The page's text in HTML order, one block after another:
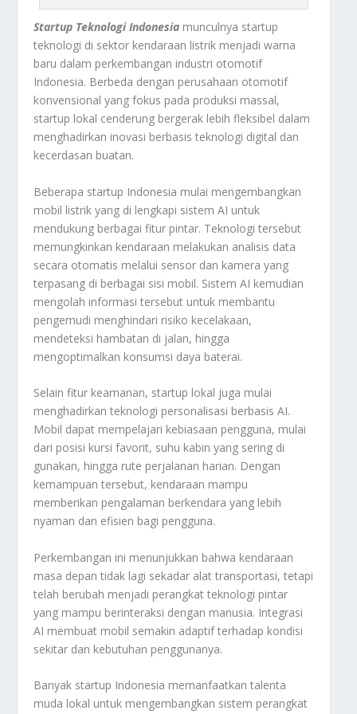
Startup Teknologi Indonesia munculnya startup
teknologi di sektor kendaraan listrik menjadi warna
baru dalam perkembangan industri otomotif
Indonesia. Berbeda dengan perusahaan otomotif
konvensional yang fokus pada produksi massal,
startup lokal cenderung bergerak lebih fleksibel dalam
menghadirkan inovasi berbasis teknologi digital dan
kecerdasan buatan.
Beberapa startup Indonesia mulai mengembangkan
mobil listrik yang di lengkapi sistem AI untuk
mendukung berbagai fitur pintar. Teknologi tersebut
memungkinkan kendaraan melakukan analisis data
secara otomatis melalui sensor dan kamera yang
terpasang di berbagai sisi mobil. Sistem AI kemudian
mengolah informasi tersebut untuk membantu
pengemudi menghindari risiko kecelakaan,
mendeteksi hambatan di jalan, hingga
mengoptimalkan konsumsi daya baterai.
Selain fitur keamanan, startup lokal juga mulai
menghadirkan teknologi personalisasi berbasis AI.
Mobil dapat mempelajari kebiasaan pengguna, mulai
dari posisi kursi favorit, suhu kabin yang sering di
gunakan, hingga rute perjalanan harian. Dengan
kemampuan tersebut, kendaraan mampu
memberikan pengalaman berkendara yang lebih
nyaman dan efisien bagi pengguna.
Perkembangan ini menunjukkan bahwa kendaraan
masa depan tidak lagi sekadar alat transportasi, tetapi
telah berubah menjadi perangkat teknologi pintar
yang mampu berinteraksi dengan manusia. Integrasi
AI membuat mobil semakin adaptif terhadap kondisi
sekitar dan kebutuhan penggunanya.
Banyak startup Indonesia memanfaatkan talenta
muda lokal untuk mengembangkan sistem perangkat